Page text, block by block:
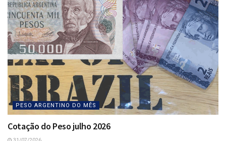
PESO ARGENTINO DO MÊS
Cotação do Peso julho 2026